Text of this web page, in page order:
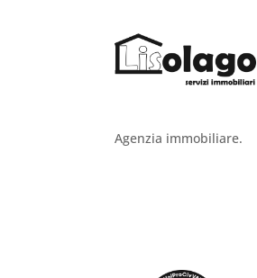
Agenzia immobiliare.